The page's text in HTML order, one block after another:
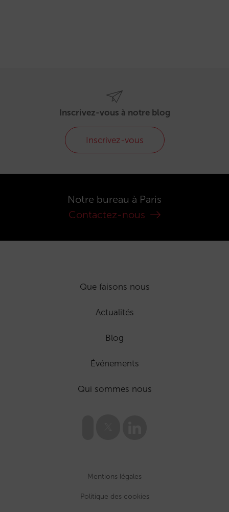
Inscrivez-vous à notre blog
Inscrivez-vous
Notre bureau à Paris
Contactez-nous
Que faisons nous
Actualités
Blog
Événements
Qui sommes nous
Mentions légales
Politique des cookies